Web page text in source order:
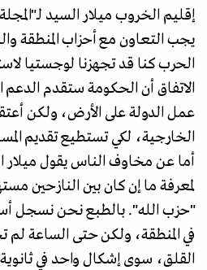
إقليم الخروب ميلار السيد
يجب التعاون مع أحزاب المنطقة
الحرب كنا قد تجهزنا لوجستيا
الاتفاق أن الحكومة ستقدم الدعم
عمل الدولة على الأرض، ولكن
الخارجية، لكي تستطيع تقديم
أما عن مخاوف الناس يقول
لمعرفة ما إن كان بين النازحين
"حزب الله". بالطبع نحن نسجل
في المنطقة، ولكن حتى الساعة
القلق، سوى إشكال واحد في